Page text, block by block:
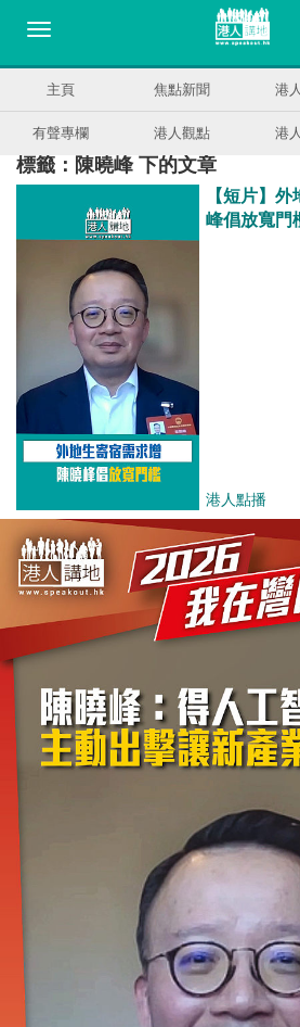
主頁 焦點新聞 港
有聲專欄 港人觀點 港
標籤：陳曉峰 下的文章
【短片】
峰倡放寬門
港人點播